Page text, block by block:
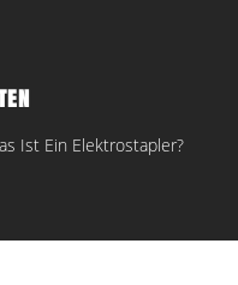
Ist Ein Elektrostapler?